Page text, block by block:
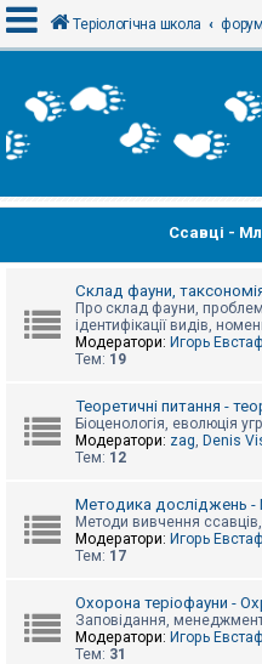
х
і
т
р
а
б
е
д
п
о
Теріологічна школа форум
Ссавці -
Склад фауни,
Про склад фауни,
ідентифікації видів,
Модератори: Игорь
Тем: 19
Теоретичні питання -
Біоценологія, еволюція
Модератори: zag, Denis
Тем: 12
Методика досліджень -
Методи вивчення ссавців,
Модератори: Игорь
Тем: 17
Охорона теріофауни -
Заповідання,
Модератори: Игорь
Тем: 31